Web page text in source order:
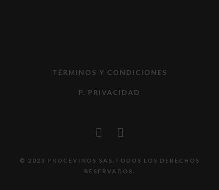
TÉRMINOS Y CONDICIONES
P. PRIVACIDAD
© 2023 PROCEVINOS SAS.TODOS LOS DERECHOS
RESERVADOS.